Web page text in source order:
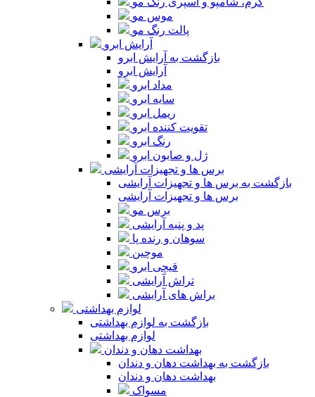
موس مو
پالت رنگ مو
آرایش ابرو
بازگشت به آرایش ابرو
آرایش ابرو
مداد ابرو
سایه ابرو
ریمل ابرو
تقویت کننده ابرو
رنگ ابرو
ژل و صابون ابرو
برس ها و تجهیزات آرایشی
بازگشت به برس ها و تجهیزات آرایشی
برس ها و تجهیزات آرایشی
برس مو
پد و پنبه آرایشی
سوهان و رنده پا
موچین
قیچی ابرو
تراش آرایشی
براش های آرایشی
لوازم بهداشتی
بازگشت به لوازم بهداشتی
لوازم بهداشتی
بهداشت دهان و دندان
بازگشت به بهداشت دهان و دندان
بهداشت دهان و دندان
مسواک